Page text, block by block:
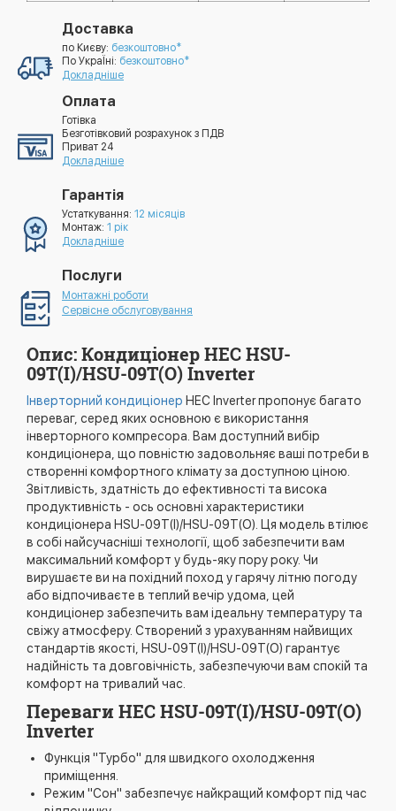
Доставка
по Києву: безкоштовно*
По УкраЇні: безкоштовно*
Докладніше
Оплата
Готівка
Безготівковий розрахунок з ПДВ
Приват 24
Докладніше
Гарантія
Устаткування: 12 місяців
Монтаж: 1 рік
Докладніше
Послуги
Монтажні роботи
Сервісне обслуговування
Опис: Кондиціонер HEC HSU-
09T(I)/HSU-09T(O) Inverter
Інверторний кондиціонер HEC Inverter пропонує багато
переваг, серед яких основною є використання
інверторного компресора. Вам доступний вибір
кондиціонера, що повністю задовольняє ваші потреби в
створенні комфортного клімату за доступною ціною.
Звітливість, здатність до ефективності та висока
продуктивність - ось основні характеристики
кондиціонера HSU-09T(I)/HSU-09T(O). Ця модель втілює
в собі найсучасніші технології, щоб забезпечити вам
максимальний комфорт у будь-яку пору року. Чи
вирушаєте ви на похідний поход у гарячу літню погоду
або відпочиваєте в теплий вечір удома, цей
кондиціонер забезпечить вам ідеальну температуру та
свіжу атмосферу. Створений з урахуванням найвищих
стандартів якості, HSU-09T(I)/HSU-09T(O) гарантує
надійність та довговічність, забезпечуючи вам спокій та
комфорт на тривалий час.
Переваги HEC HSU-09T(I)/HSU-09T(O)
Inverter
Функція "Турбо" для швидкого охолодження
приміщення.
Режим "Сон" забезпечує найкращий комфорт під час